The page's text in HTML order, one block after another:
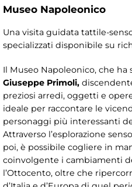
Museo Napoleonico
Una visita guidata tattile-
specializzati disponibile su
Il Museo Napoleonico, che
Giuseppe Primoli,
preziosi arredi, oggetti e
ideale per raccontare le
personaggi più interessanti
Attraverso l’esplorazione
poi, è possibile cogliere in
coinvolgente i cambiamenti
l’Ottocento, oltre che